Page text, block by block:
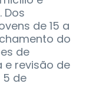
Dos
de 15 a
do
de
e revisão de
de